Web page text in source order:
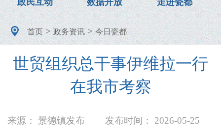
首页>政务资讯>今日瓷都
世贸组织总干事伊维拉一行
在我市考察
来源： 景德镇发布 发布时间： 2026-05-25